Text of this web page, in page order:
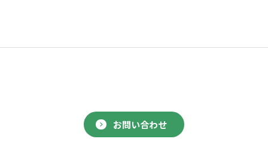
お問い合わせ